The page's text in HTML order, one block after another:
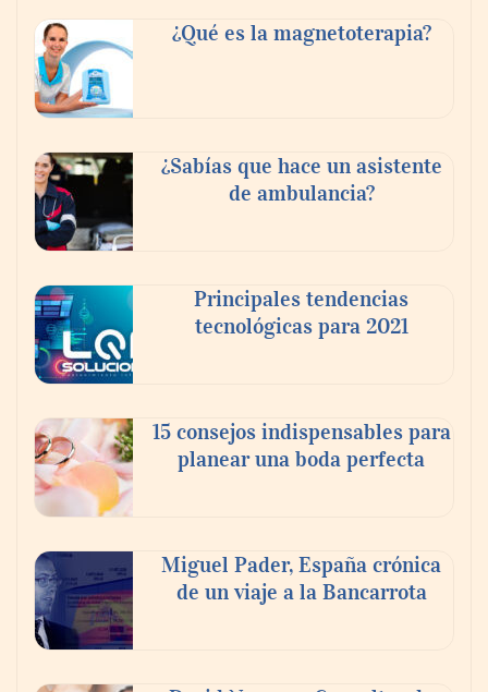
buscan proyectar talento mexicano y
fortalecer el turismo médico
En el Día de la Cerveza, Grupo Modelo
mundo elige para reunirse: 7 de cada 10 la
escogen
compromiso para el eclipse solar del 12 de
agosto
¿Qué es la magnetoterapia?
¿Sabías que hace un asistente
de ambulancia?
Principales tendencias
tecnológicas para 2021
15 consejos indispensables para
planear una boda perfecta
Miguel Pader, España crónica
de un viaje a la Bancarrota